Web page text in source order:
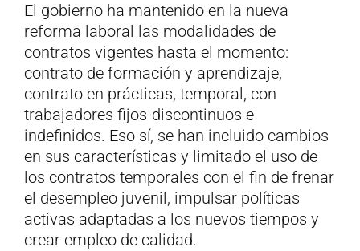
El gobierno ha mantenido en la nueva
reforma laboral las modalidades de
contratos vigentes hasta el momento:
contrato de formación y aprendizaje,
contrato en prácticas, temporal, con
trabajadores fijos-discontinuos e
indefinidos. Eso sí, se han incluido cambios
en sus características y limitado el uso de
los contratos temporales con el fin de frenar
el desempleo juvenil, impulsar políticas
activas adaptadas a los nuevos tiempos y
crear empleo de calidad.